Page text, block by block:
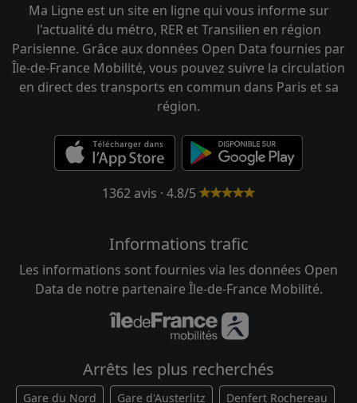
Ma Ligne est un site en ligne qui vous informe sur
l'actualité du métro, RER et Transilien en région
Parisienne. Grâce aux données Open Data fournies par
Île-de-France Mobilité, vous pouvez suivre la circulation
en direct des transports en commun dans Paris et sa
région.
1362 avis · 4.8/5
Informations trafic
Les informations sont fournies via les données Open
Data de notre partenaire Île-de-France Mobilité.
Arrêts les plus recherchés
Gare du Nord Gare d'Austerlitz Denfert Rochereau